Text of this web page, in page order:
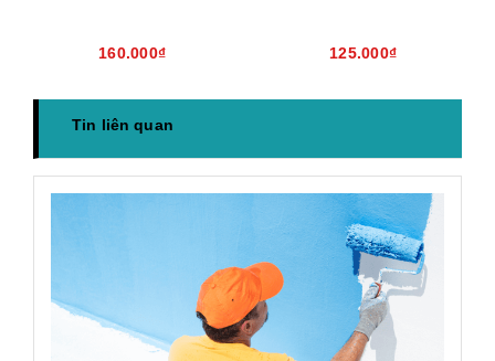
160.000₫ 125.000₫
Tin liên quan